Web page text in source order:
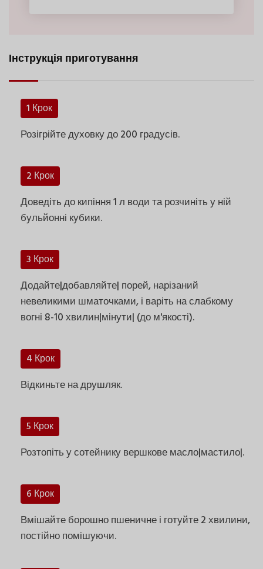
Інструкція приготування
1 Крок
Розігрійте духовку до 200 градусів.
2 Крок
Доведіть до кипіння 1 л води та розчиніть у ній
бульйонні кубики.
3 Крок
Додайте|добавляйте| порей, нарізаний
невеликими шматочками, і варіть на слабкому
вогні 8-10 хвилин|мінути| (до м'якості).
4 Крок
Відкиньте на друшляк.
5 Крок
Розтопіть у сотейнику вершкове масло|мастило|.
6 Крок
Вмішайте борошно пшеничне і готуйте 2 хвилини,
постійно помішуючи.